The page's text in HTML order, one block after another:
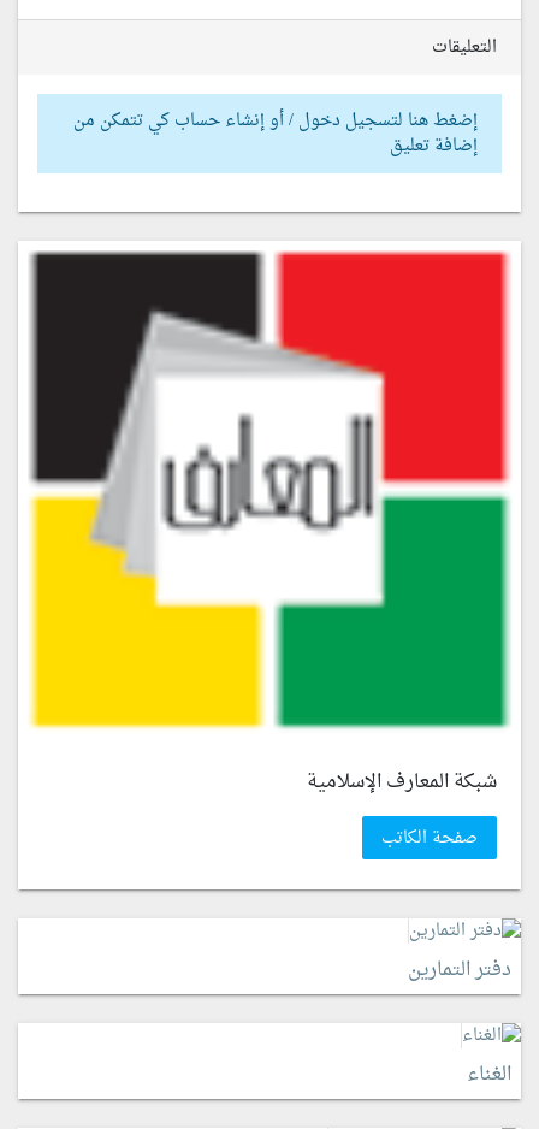
التعليقات
إضغط هنا لتسجيل دخول / أو إنشاء حساب كي تتمكن من
إضافة تعليق
شبكة المعارف الإسلامية
صفحة الكاتب
دفتر التمارين
الغناء